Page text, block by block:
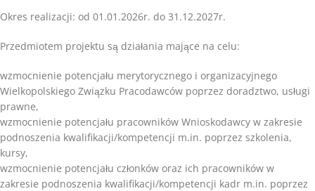
Okres realizacji: od 01.01.2026r. do 31.12.2027r.
Przedmiotem projektu są działania mające na celu:
wzmocnienie potencjału merytorycznego i organizacyjnego
Wielkopolskiego Związku Pracodawców poprzez doradztwo, usługi
prawne,
wzmocnienie potencjału pracowników Wnioskodawcy w zakresie
podnoszenia kwalifikacji/kompetencji m.in. poprzez szkolenia,
kursy,
wzmocnienie potencjału członków oraz ich pracowników w
zakresie podnoszenia kwalifikacji/kompetencji kadr m.in. poprzez